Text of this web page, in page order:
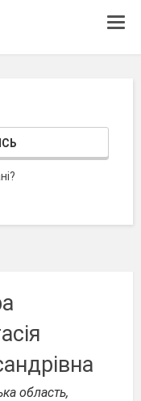
область,